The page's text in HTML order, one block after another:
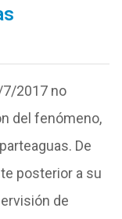
7/2017 no
del fenómeno,
De
posterior a su
de